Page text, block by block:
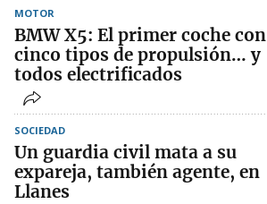
MOTOR
BMW X5: El primer coche con
cinco tipos de propulsión… y
todos electrificados
SOCIEDAD
Un guardia civil mata a su
expareja, también agente, en
Llanes